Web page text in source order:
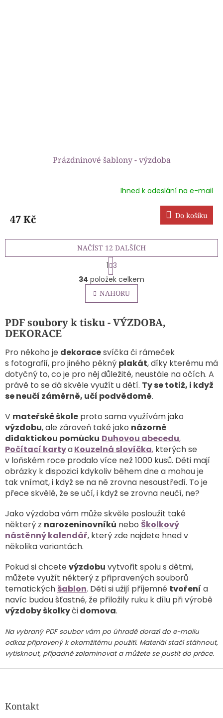
Prázdninové šablony - výzdoba
je
z
hvězdiček.
Ihned k odeslání na e-mail
47 Kč Do košíku
O
v
l
á
a
p
r
v
k
y
v
p
i
s
u
NAČÍST 12 DALŠÍCH
S
t
r
á
n
k
v
á
1 3
34 položek celkem
NAHORU
PDF soubory k tisku - VÝZDOBA,
DEKORACE
Pro někoho je dekoracesvíčka či rámeček
s fotografií, pro jiného pěkný plakát, díky kterému má
dotyčný to, co je pro něj důležité, neustále na očích. A
právě to se dá skvěle využít u dětí. Ty se totiž, i když
se neučí záměrně, učí podvědomě.
V mateřské škole proto sama využívám jako
výzdobu, ale zároveň také jako názorně
didaktickou pomůcku Duhovou abecedu,
Počítací kartyaKouzelná slovíčka, kterých se
v loňském roce prodalo více než 1000 kusů. Děti mají
obrázky k dispozici kdykoliv během dne a mohou je
tak vnímat, i když se na ně zrovna nesoustředí. To je
přece skvělé, že se učí, i když se zrovna neučí, ne?
Jako výzdoba vám může skvěle posloužit také
některý z narozeninovníků nebo Školkový
nástěnný kalendář, který zde najdete hned v
několika variantách.
Pokud si chcetevýzdobu vytvořit spolu s dětmi,
můžete využít některý z připravených souborů
tematických šablon. Děti si užijí příjemné tvoření a
navíc budou šťastné, že přiložily ruku k dílu při výrobě
výzdoby školkyčidomova.
Na vybraný PDF soubor vám po úhradě dorazí do e-mailu
odkaz připravený k okamžitému použití. Materiál stačí stáhnout,
vytisknout, případně zalaminovat a můžete se pustit do práce.
Z
Kontakt